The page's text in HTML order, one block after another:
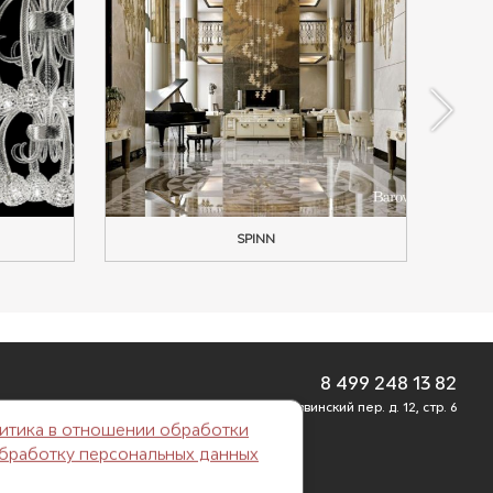
SPINN
в отношении обработки
персональных данных
8 499 248 13 82
г. Москва, Б. Саввинский пер. д. 12, стр. 6